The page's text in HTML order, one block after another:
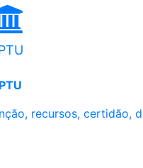
recursos, certidão,